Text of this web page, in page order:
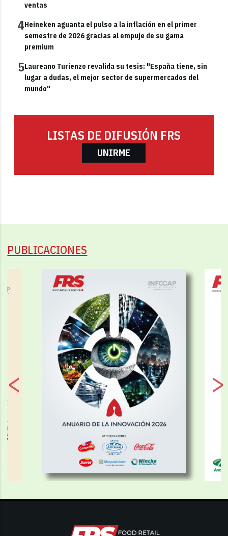
ventas
4Heineken aguanta el pulso a la inflación en el primer
semestre de 2026 gracias al empuje de su gama
premium
5Laureano Turienzo revalida su tesis: "España tiene, sin
lugar a dudas, el mejor sector de supermercados del
mundo"
LISTAS DE DIFUSIÓN FRS
UNIRME
PUBLICACIONES